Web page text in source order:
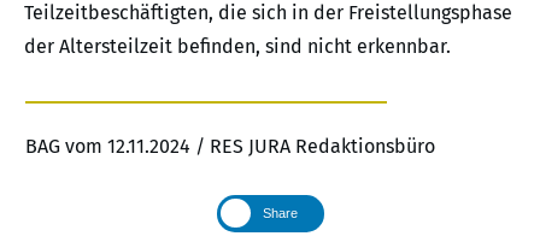
Teilzeitbeschäftigten, die sich in der Freistellungsphase
der Altersteilzeit befinden, sind nicht erkennbar.
BAG vom 12.11.2024 / RES JURA Redaktionsbüro
Share